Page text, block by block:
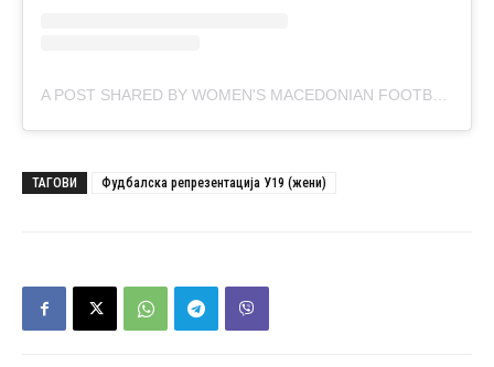
ТАГОВИ Фудбалска репрезентација У19 (жени)